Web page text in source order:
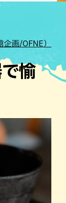
画/OFNE）
愉